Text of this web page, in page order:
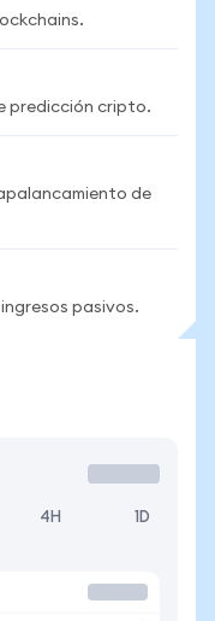
predicción cripto.
de
pasivos.
4H 1D